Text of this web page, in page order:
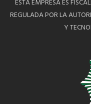
ESTA EMPRESA ES
REGULADA POR LA
Y